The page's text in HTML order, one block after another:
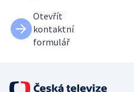
Otevřít
kontaktní
formulář